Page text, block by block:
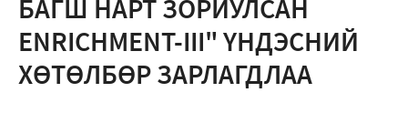
БАГШ НАРТ ЗОРИУЛСАН
ENRICHMENT-III" ҮНДЭСНИЙ
ХӨТӨЛБӨР ЗАРЛАГДЛАА